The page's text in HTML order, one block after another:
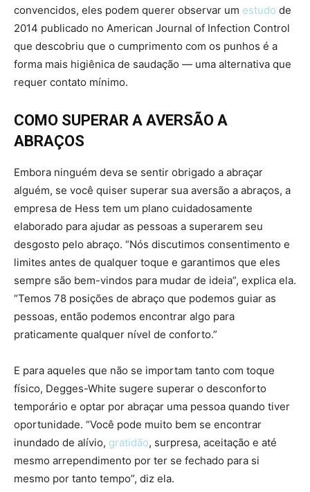
convencidos, eles podem querer observar um estudo de
2014 publicado no American Journal of Infection Control
que descobriu que o cumprimento com os punhos é a
forma mais higiênica de saudação — uma alternativa que
requer contato mínimo.
COMO SUPERAR A AVERSÃO A
ABRAÇOS
Embora ninguém deva se sentir obrigado a abraçar
alguém, se você quiser superar sua aversão a abraços, a
empresa de Hess tem um plano cuidadosamente
elaborado para ajudar as pessoas a superarem seu
desgosto pelo abraço. “Nós discutimos consentimento e
limites antes de qualquer toque e garantimos que eles
sempre são bem-vindos para mudar de ideia”, explica ela.
“Temos 78 posições de abraço que podemos guiar as
pessoas, então podemos encontrar algo para
praticamente qualquer nível de conforto.”
E para aqueles que não se importam tanto com toque
físico, Degges-White sugere superar o desconforto
temporário e optar por abraçar uma pessoa quando tiver
oportunidade. “Você pode muito bem se encontrar
inundado de alívio, gratidão, surpresa, aceitação e até
mesmo arrependimento por ter se fechado para si
mesmo por tanto tempo”, diz ela.